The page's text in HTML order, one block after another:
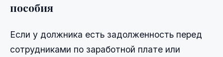
пособия
Если у должника есть задолженность перед
сотрудниками по заработной плате или